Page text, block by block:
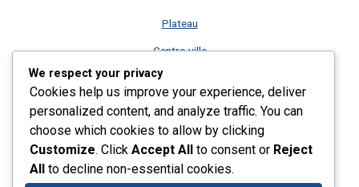
Plateau
Centre-ville
Vieux-Montréal
Rive-Sud
Nos services
Plus récents listings
We respect your privacy
Cookies help us improve your experience, deliver
personalized content, and analyze traffic. You can
choose which cookies to allow by clicking
Customize. Click Accept All to consent or Reject
All to decline non-essential cookies.